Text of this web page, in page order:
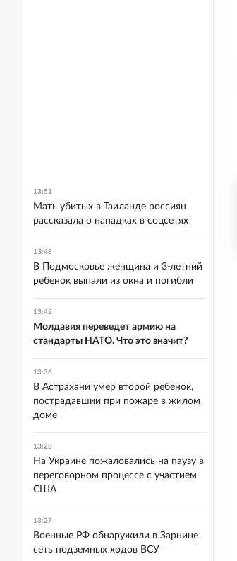
13:51
Мать убитых в Таиланде россиян
рассказала о нападках в соцсетях
13:48
В Подмосковье женщина и 3-летний
ребенок выпали из окна и погибли
13:42
Молдавия переведет армию на
стандарты НАТО. Что это значит?
13:36
В Астрахани умер второй ребенок,
пострадавший при пожаре в жилом
доме
13:28
На Украине пожаловались на паузу в
переговорном процессе с участием
США
13:27
Военные РФ обнаружили в Зарнице
сеть подземных ходов ВСУ